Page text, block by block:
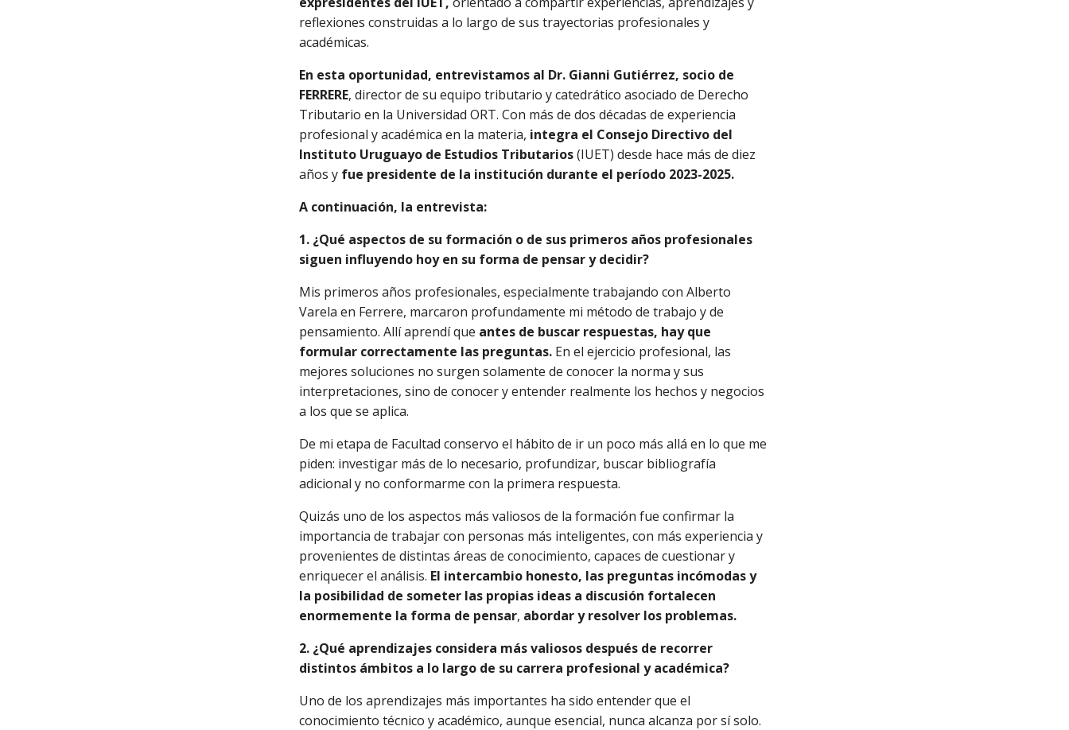
reflexiones construidas a lo largo de sus trayectorias profesionales y
académicas.
En esta oportunidad, entrevistamos al Dr. Gianni Gutiérrez, socio de
FERRERE, director de su equipo tributario y catedrático asociado de Derecho
Tributario en la Universidad ORT. Con más de dos décadas de experiencia
profesional y académica en la materia, integra el Consejo Directivo del
Instituto Uruguayo de Estudios Tributarios(IUET) desde hace más de diez
años y fue presidente de la institución durante el período 2023-2025.
A continuación, la entrevista:
1. ¿Qué aspectos de su formación o de sus primeros años profesionales
siguen influyendo hoy en su forma de pensar y decidir?
Mis primeros años profesionales, especialmente trabajando con Alberto
Varela en Ferrere, marcaron profundamente mi método de trabajo y de
pensamiento. Allí aprendí que antes de buscar respuestas, hay que
formular correctamente las preguntas. En el ejercicio profesional, las
mejores soluciones no surgen solamente de conocer la norma y sus
interpretaciones, sino de conocer y entender realmente los hechos y negocios
a los que se aplica.
De mi etapa de Facultad conservo el hábito de ir un poco más allá en lo que me
piden: investigar más de lo necesario, profundizar, buscar bibliografía
adicional y no conformarme con la primera respuesta.
Quizás uno de los aspectos más valiosos de la formación fue confirmar la
importancia de trabajar con personas más inteligentes, con más experiencia y
provenientes de distintas áreas de conocimiento, capaces de cuestionar y
enriquecer el análisis. El intercambio honesto, las preguntas incómodas y
la posibilidad de someter las propias ideas a discusión fortalecen
enormemente la forma de pensar, abordar y resolver los problemas.
2. ¿Qué aprendizajes considera más valiosos después de recorrer
distintos ámbitos a lo largo de su carrera profesional y académica?
Uno de los aprendizajes más importantes ha sido entender que el
conocimiento técnico y académico, aunque esencial, nunca alcanza por sí solo.